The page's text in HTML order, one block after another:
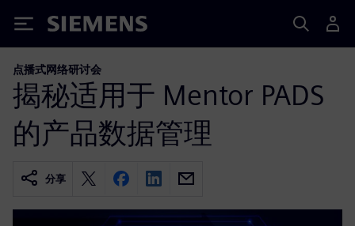
Siemens
点播式网络研讨会
揭秘适用于 Mentor PADS
的产品数据管理
分享